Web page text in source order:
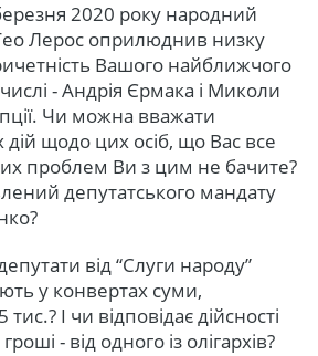
2020 року народний
Лерос оприлюднив низку
Вашого найближчого
- Андрія Єрмака і Миколи
Чи можна вважати
дій щодо цих осіб, що Вас все
проблем Ви з цим не бачите?
депутатського мандату
від “Слуги народу”
у конвертах суми,
І чи відповідає дійсності
- від одного із олігархів?